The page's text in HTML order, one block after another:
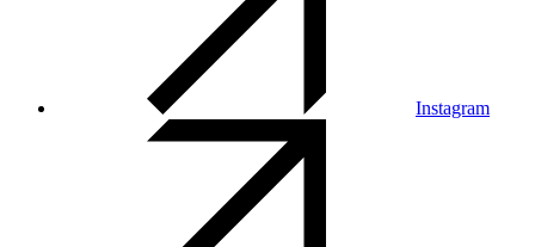
Instagram